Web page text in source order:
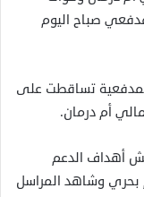
صباح اليوم
تساقطت على
أم درمان.
أهداف الدعم
بحري وشاهد المراسل